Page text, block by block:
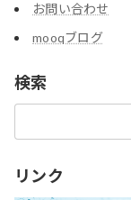
お問い合わせ
mooqブログ
検索
リンク